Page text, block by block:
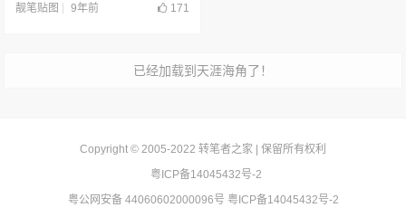
靓笔贴图 9年前 171
已经加载到天涯海角了！
Copyright © 2005-2022 转笔者之家 | 保留所有权利
粤ICP备14045432号-2
粤公网安备 44060602000096号 粤ICP备14045432号-2